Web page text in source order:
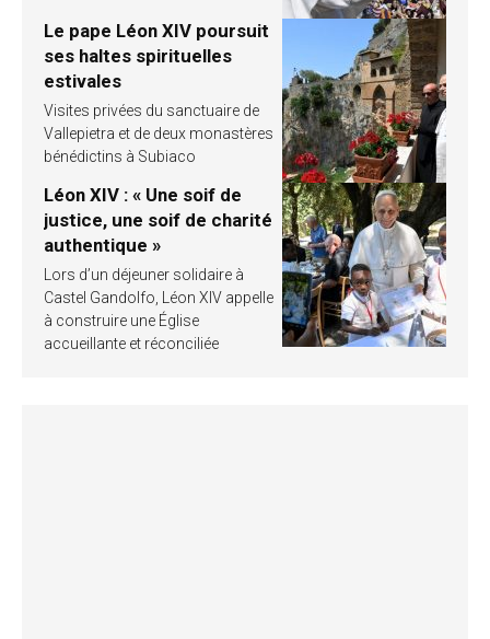
Le pape Léon XIV poursuit
ses haltes spirituelles
estivales
Visites privées du sanctuaire de
Vallepietra et de deux monastères
bénédictins à Subiaco
Léon XIV : « Une soif de
justice, une soif de charité
authentique »
Lors d’un déjeuner solidaire à
Castel Gandolfo, Léon XIV appelle
à construire une Église
accueillante et réconciliée